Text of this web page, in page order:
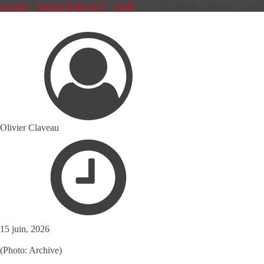
Accueil Journal Radio 92,5 Santé
Olivier Claveau
15 juin, 2026
(Photo: Archive)